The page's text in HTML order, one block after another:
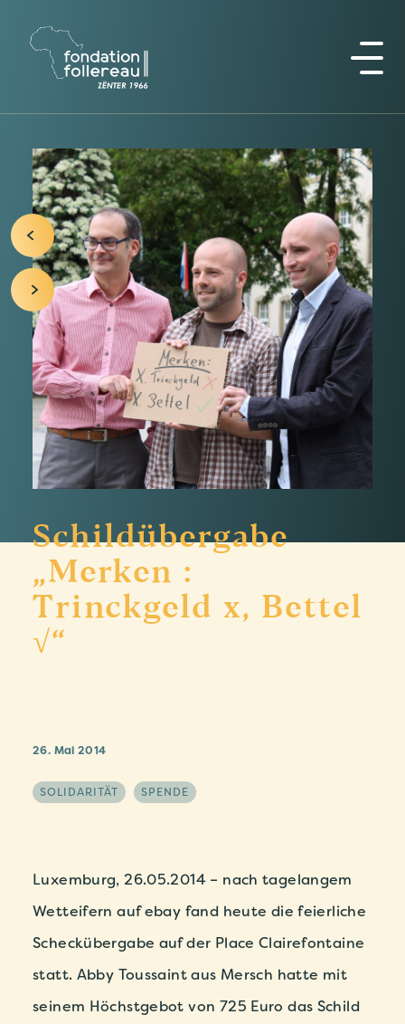
Schildübergabe
„Merken :
Trinckgeld x, Bettel
√“
26. Mai 2014
SOLIDARITÄT SPENDE
Luxemburg, 26.05.2014 – nach tagelangem
Wetteifern auf ebay fand heute die feierliche
Scheckübergabe auf der Place Clairefontaine
statt. Abby Toussaint aus Mersch hatte mit
seinem Höchstgebot von 725 Euro das Schild